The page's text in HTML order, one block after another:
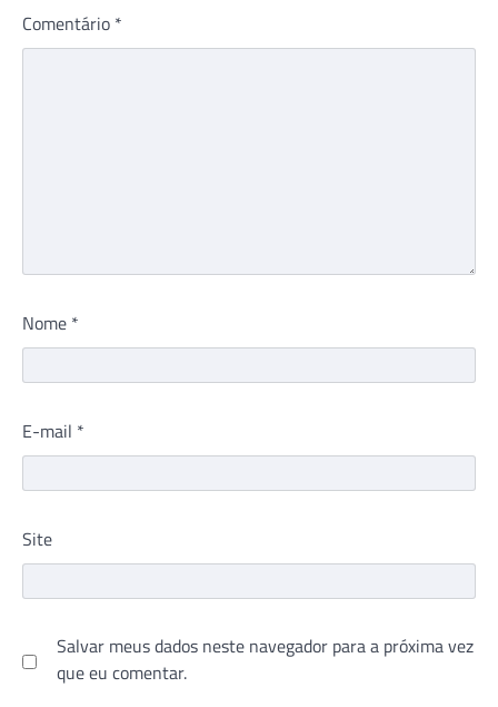
Comentário *
Nome *
E-mail *
Site
Salvar meus dados neste navegador para a próxima vez
que eu comentar.